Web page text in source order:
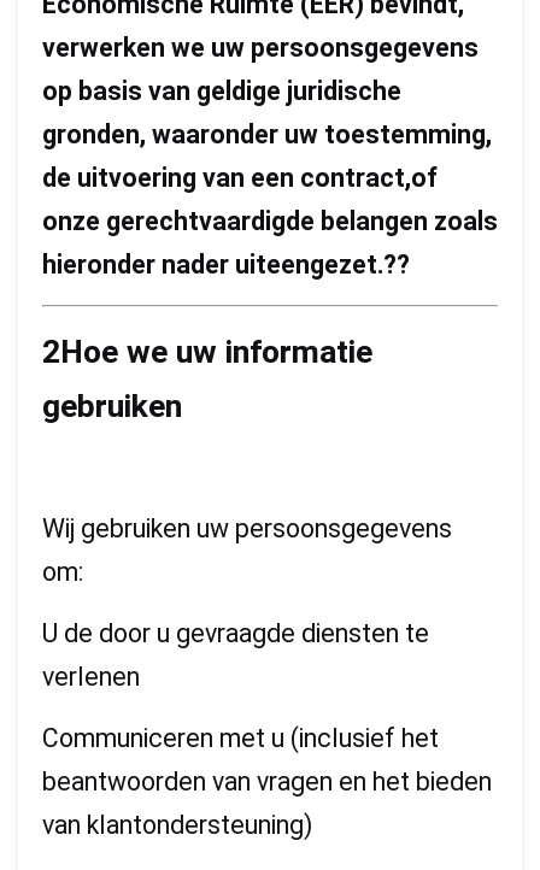
verwerken we uw persoonsgegevens
op basis van geldige juridische
gronden, waaronder uw toestemming,
de uitvoering van een contract,of
onze gerechtvaardigde belangen zoals
hieronder nader uiteengezet.??
2Hoe we uw informatie
gebruiken
Wij gebruiken uw persoonsgegevens
om:
U de door u gevraagde diensten te
verlenen
Communiceren met u (inclusief het
beantwoorden van vragen en het bieden
van klantondersteuning)